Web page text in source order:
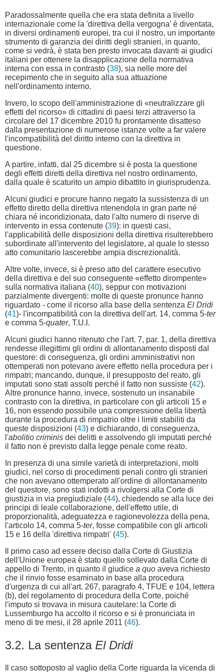
Paradossalmente quella che era stata definita a livello
internazionale come la 'direttiva della vergogna' è diventata,
in diversi ordinamenti europei, tra cui il nostro, un importante
strumento di garanzia dei diritti degli stranieri, in quanto,
come si vedrà, è stata ben presto invocata davanti ai giudici
italiani per ottenere la disapplicazione della normativa
interna con essa in contrasto (38), sia nelle more del
recepimento che in seguito alla sua attuazione
nell'ordinamento interno.
Invero, lo scopo dell'amministrazione di «neutralizzare gli
effetti del ricorso» di cittadini di paesi terzi attraverso la
circolare del 17 dicembre 2010 fu prontamente disatteso
dalla presentazione di numerose istanze volte a far valere
l'incompatibilità del diritto interno con la direttiva in
questione.
A partire, infatti, dal 25 dicembre si è posta la questione
degli effetti diretti della direttiva nel nostro ordinamento,
dalla quale è scaturito un ampio dibattito in giurisprudenza.
Alcuni giudici e procure hanno negato la sussistenza di un
effetto diretto della direttiva ritenendola in gran parte né
chiara né incondizionata, dato l'alto numero di riserve di
intervento in essa contenute (39): in questi casi,
l'applicabilità delle disposizioni della direttiva risulterebbero
subordinate all'intervento del legislatore, al quale lo stesso
atto comunitario lascerebbe ampia discrezionalità.
Altre volte, invece, si è preso atto del carattere esecutivo
della direttiva e del suo conseguente «effetto dirompente»
sulla normativa italiana (40), seppur con motivazioni
parzialmente divergenti: molte di queste pronunce hanno
riguardato - come il ricorso alla base della sentenza El Dridi
(41)- l'incompatibilità con la direttiva dell'art. 14, comma 5-ter
e comma 5-quater, T.U.I.
Alcuni giudici hanno ritenuto che l'art. 7, par. 1, della direttiva
rendesse illegittimi gli ordini di allontanamento disposti dal
questore: di conseguenza, gli ordini amministrativi non
ottemperati non potevano avere effetto nella procedura per i
rimpatri; mancando, dunque, il presupposto del reato, gli
imputati sono stati assolti perché il fatto non sussiste (42).
Altre pronunce hanno, invece, sostenuto un insanabile
contrasto con la direttiva, in particolare con gli articoli 15 e
16, non essendo possibile una compressione della libertà
durante la procedura di rimpatrio oltre i limiti stabiliti da
queste disposizioni (43) e dichiarando, di conseguenza,
l'abolitio criminis dei delitti e assolvendo gli imputati perché
il fatto non è previsto dalla legge penale come reato.
In presenza di una simile varietà di interpretazioni, molti
giudici, nel corso di procedimenti penali contro gli stranieri
che non avevano ottemperato all'ordine di allontanamento
del questore, sono stati indotti a rivolgersi alla Corte di
giustizia in via pregiudiziale (44), chiedendo se alla luce dei
principi di leale collaborazione, dell'effetto utile, di
proporzionalità, adeguatezza e ragionevolezza della pena,
l'articolo 14, comma 5-ter, fosse compatibile con gli articoli
15 e 16 della 'direttiva rimpatri' (45).
Il primo caso ad essere deciso dalla Corte di Giustizia
dell'Unione europea è stato quello sollevato dalla Corte di
appello di Trento, in quanto il giudice a quo aveva richiesto
che il rinvio fosse esaminato in base alla procedura
d'urgenza di cui all'art. 267, paragrafo 4, TFUE e 104, lettera
(b), del regolamento di procedura della Corte, poiché
l'imputo si trovava in misura cautelare: la Corte di
Lussemburgo ha accolto il ricorso e si è pronunciata in
meno di tre mesi, il 28 aprile 2011 (46).
3.2. La sentenza El Dridi
Il caso sottoposto al vaglio della Corte riguarda la vicenda di